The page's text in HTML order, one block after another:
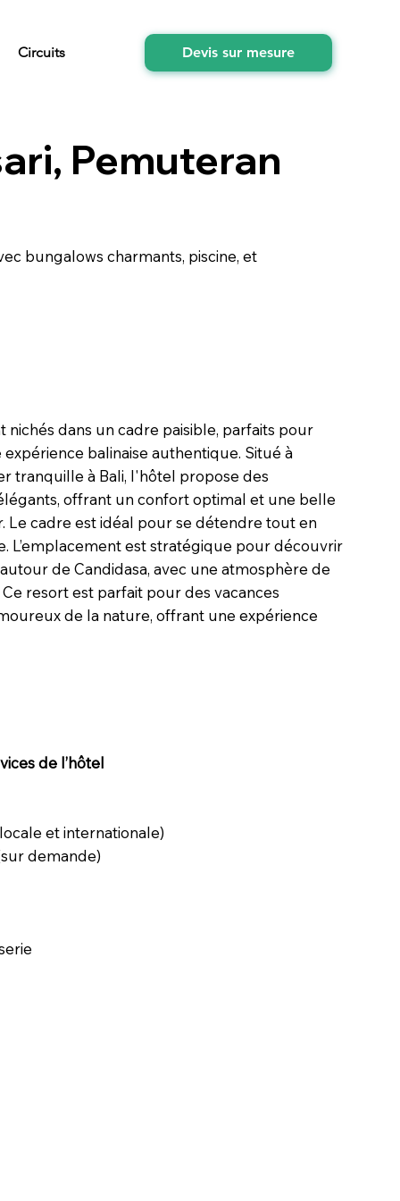
Circuits Devis sur mesure
Pemuteran
bungalows charmants, piscine, et
nichés dans un cadre paisible, parfaits pour
balinaise authentique. Situé à
tranquille à Bali, l'hôtel propose des
offrant un confort optimal et une belle
Le cadre est idéal pour se détendre tout en
L’emplacement est stratégique pour découvrir
de Candidasa, avec une atmosphère de
resort est parfait pour des vacances
de la nature, offrant une expérience
de l’hôtel
et internationale)
demande)